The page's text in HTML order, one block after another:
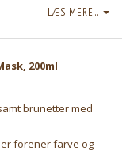
LÆS MERE...
200ml
brunetter med
forener farve og